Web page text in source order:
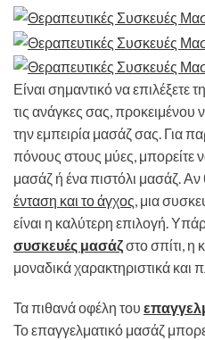
Είναι σημαντικό να επιλέξετε
τις ανάγκες σας, προκειμένου
την εμπειρία μασάζ σας. Για
πόνους στους μύες, μπορείτε
μασάζ ή ένα πιστόλι μασάζ. Αν
ένταση και το άγχος, μια
είναι η καλύτερη επιλογή.
συσκευές μασάζστο σπίτι, η
μοναδικά χαρακτηριστικά και
Τα πιθανά οφέλη του
Το επαγγελματικό μασάζ